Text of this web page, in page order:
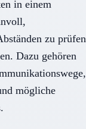
in einem
zu prüfen
Dazu gehören
mögliche